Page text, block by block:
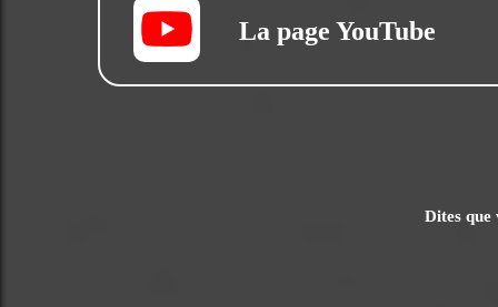
La page YouTube
Dites que